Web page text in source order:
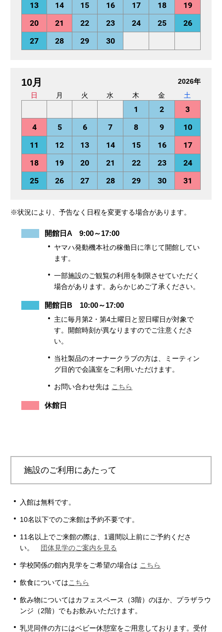
13
14 15 16 17 18
19
20
21 22 23 24 25
26
27
28 29 30
10月
2026年
日
月 火 水 木 金 土
1 2
3
4
5 6 7 8 9
10
11
12 13 14 15 16
17
18
19 20 21 22 23
24
25
26 27 28 29 30 31
※状況により、予告なく日程を変更する場合があります。
開館日A 9:00～17:00
ヤマハ発動機本社の稼働日に準じて開館してい
ます。
一部施設のご観覧の利用を制限させていただく
場合があります。あらかじめご了承ください。
開館日B 10:00～17:00
主に毎月第2・第4土曜日と翌日曜日が対象で
す。開館時刻が異なりますのでご注意くださ
い。
当社製品のオーナークラブの方は、ミーティン
グ目的で会議室をご利用いただけます。
お問い合わせ先は こちら
休館日
施設のご利用にあたって
入館は無料です。
10名以下でのご来館は予約不要です。
11名以上でご来館の際は、1週間以上前にご予約くださ
い。 団体見学のご案内を見る
学校関係の館内見学をご希望の場合は こちら
飲食についてはこちら
飲み物についてはカフェスペース（3階）のほか、プラザラウ
ンジ（2階）でもお飲みいただけます。
乳児同伴の方にはベビー休憩室をご用意しております。受付